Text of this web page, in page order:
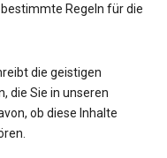
bestimmte Regeln für die
die geistigen
die Sie in unseren
ob diese Inhalte